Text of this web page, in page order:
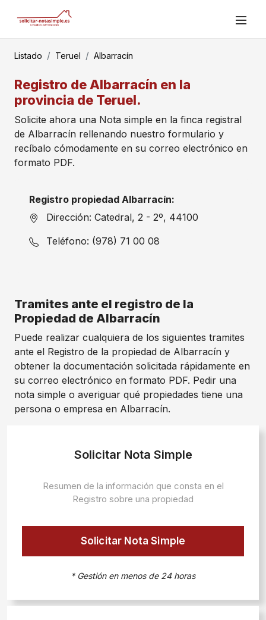
Listado Teruel Albarracín
Registro de Albarracín en la
provincia de Teruel.
Solicite ahora una Nota simple en la finca registral
de Albarracín rellenando nuestro formulario y
recíbalo cómodamente en su correo electrónico en
formato PDF.
Registro propiedad Albarracín:
Dirección: Catedral, 2 - 2º, 44100
Teléfono: (978) 71 00 08
Tramites ante el registro de la
Propiedad de Albarracín
Puede realizar cualquiera de los siguientes tramites
ante el Registro de la propiedad de Albarracín y
obtener la documentación solicitada rápidamente en
su correo electrónico en formato PDF. Pedir una
nota simple o averiguar qué propiedades tiene una
persona o empresa en Albarracín.
Solicitar Nota Simple
Resumen de la información que consta en el
Registro sobre una propiedad
Solicitar Nota Simple
* Gestión en menos de 24 horas